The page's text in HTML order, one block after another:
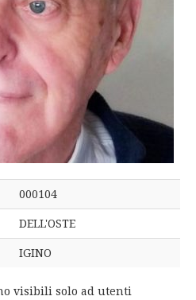
000104
DELL'OSTE
IGINO
visibili solo ad utenti